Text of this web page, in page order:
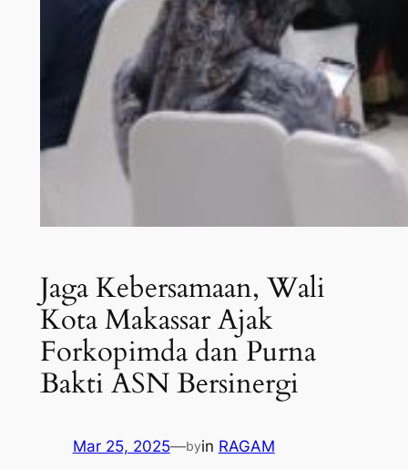
Jaga Kebersamaan, Wali
Kota Makassar Ajak
Forkopimda dan Purna
Bakti ASN Bersinergi
Mar 25, 2025—byin RAGAM